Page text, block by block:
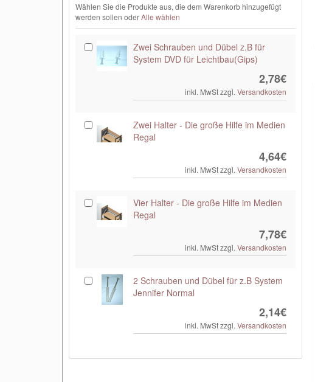
Wählen Sie die Produkte aus, die dem Warenkorb hinzugefügt
werden sollen oderAlle wählen
Zwei Schrauben und Dübel z.B für
System DVD für Leichtbau(Gips)
2,78€
inkl. MwSt zzgl. Versandkosten
Zwei Halter - Die große Hilfe im Medien
Regal
4,64€
inkl. MwSt zzgl. Versandkosten
Vier Halter - Die große Hilfe im Medien
Regal
7,78€
inkl. MwSt zzgl. Versandkosten
2 Schrauben und Dübel für z.B System
Jennifer Normal
2,14€
inkl. MwSt zzgl. Versandkosten